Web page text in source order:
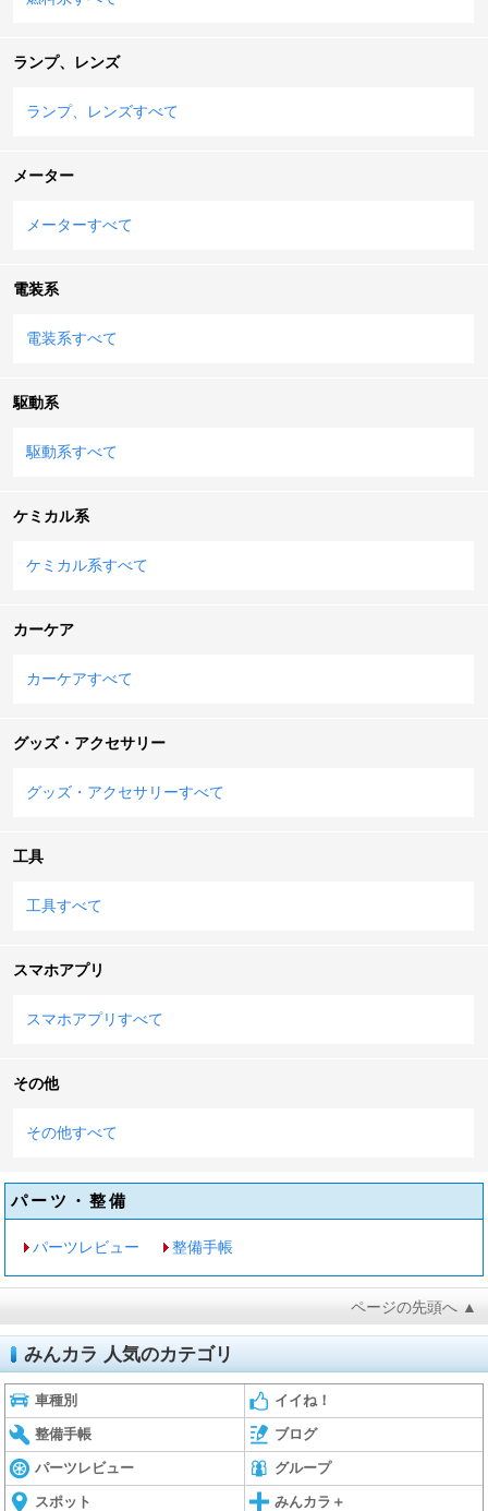
ランプ、レンズ
ランプ、レンズすべて
メーター
メーターすべて
電装系
電装系すべて
駆動系
駆動系すべて
ケミカル系
ケミカル系すべて
カーケア
カーケアすべて
グッズ・アクセサリー
グッズ・アクセサリーすべて
工具
工具すべて
スマホアプリ
スマホアプリすべて
その他
その他すべて
パーツ・整備
パーツレビュー 整備手帳
ページの先頭へ ▲
みんカラ 人気のカテゴリ
車種別 イイね！
整備手帳 ブログ
パーツレビュー グループ
スポット みんカラ＋